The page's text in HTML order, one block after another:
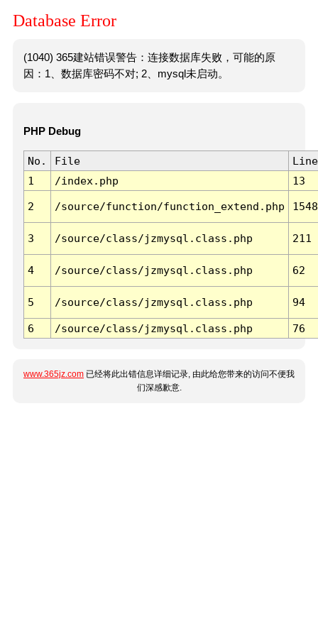
Database Error
(1040) 365建站错误警告：连接数据库失败，可能的原
因：1、数据库密码不对; 2、mysql未启动。
PHP Debug
No. File
Line
1
/index.php 13
2 /source/function/function_extend.php 1548
3 /source/class/jzmysql.class.php 211
4 /source/class/jzmysql.class.php 62
5 /source/class/jzmysql.class.php 94
6 /source/class/jzmysql.class.php 76
www.365jz.com 已经将此出错信息详细记录, 由此给您带来的访问不便我
们深感歉意.